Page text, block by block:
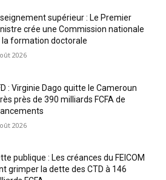
supérieur : Le Premier
crée une Commission nationale
la formation doctorale
2026
: Virginie Dago quitte le Cameroun
près de 390 milliards FCFA de
2026
publique : Les créances du FEICOM
grimper la dette des CTD à 146